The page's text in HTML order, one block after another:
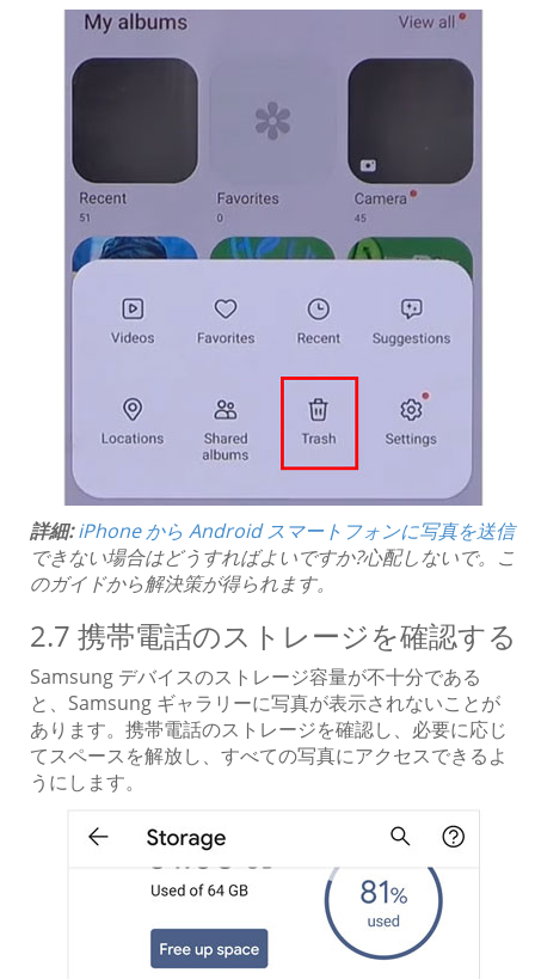
詳細: iPhone から Android スマートフォンに写真を送信
できない場合はどうすればよいですか?心配しないで。こ
のガイドから解決策が得られます。
2.7 携帯電話のストレージを確認する
Samsung デバイスのストレージ容量が不十分である
と、Samsung ギャラリーに写真が表示されないことが
あります。携帯電話のストレージを確認し、必要に応じ
てスペースを解放し、すべての写真にアクセスできるよ
うにします。